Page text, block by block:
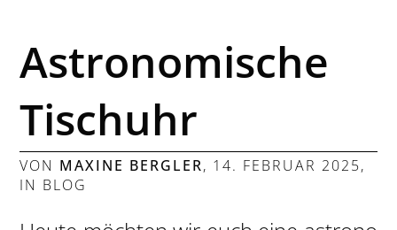
Astronomische
Tischuhr
VON MAXINE BERGLER, 14. FEBRUAR 2025,
IN BLOG